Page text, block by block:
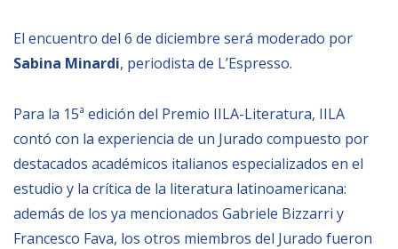
NEWSLETTER
El encuentro del 6 de diciembre será moderado por
Sabina Minardi, periodista de L’Espresso.
Para la 15ª edición del Premio IILA-Literatura, IILA
contó con la experiencia de un Jurado compuesto por
destacados académicos italianos especializados en el
estudio y la crítica de la literatura latinoamericana:
además de los ya mencionados Gabriele Bizzarri y
Francesco Fava, los otros miembros del Jurado fueron